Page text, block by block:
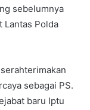
sebelumnya
Lantas Polda
sebagai PS.
baru Iptu